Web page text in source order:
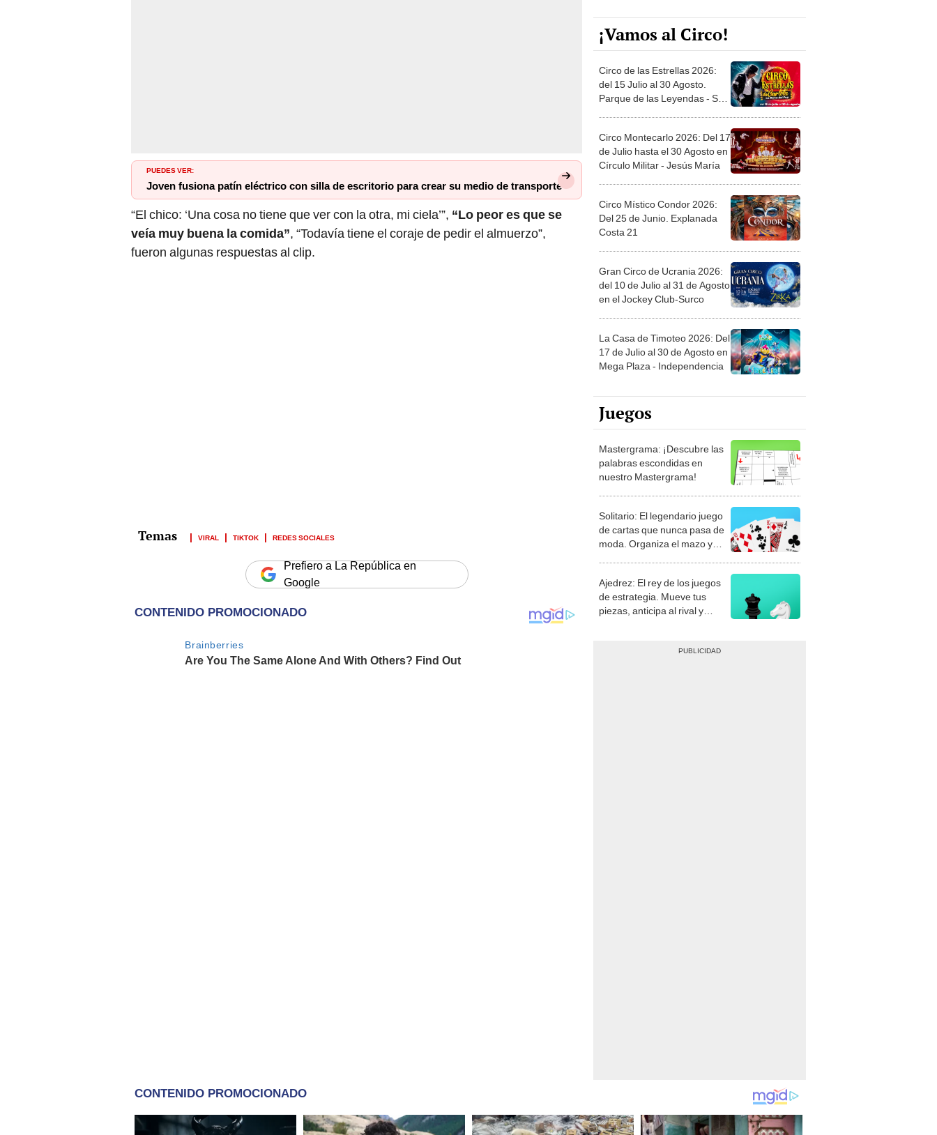
PUEDES VER:
Joven fusiona patín eléctrico con silla de escritorio para crear su medio de transporte
“El chico: ‘Una cosa no tiene que ver con la otra, mi ciela’”, “Lo peor es que se
veía muy buena la comida”, “Todavía tiene el coraje de pedir el almuerzo”,
fueron algunas respuestas al clip.
VIRAL TIKTOK REDES SOCIALES
Prefiero a La República en
Google
¡Vamos al Circo!
Circo de las Estrellas 2026:
del 15 Julio al 30 Agosto.
Parque de las Leyendas - San
Circo Montecarlo 2026: Del 17
de Julio hasta el 30 Agosto en
Círculo Militar - Jesús María
Circo Místico Condor 2026:
Del 25 de Junio. Explanada
Costa 21
Gran Circo de Ucrania 2026:
del 10 de Julio al 31 de Agosto
en el Jockey Club-Surco
La Casa de Timoteo 2026: Del
17 de Julio al 30 de Agosto en
Mega Plaza - Independencia
Juegos
Mastergrama: ¡Descubre las
palabras escondidas en
nuestro Mastergrama!
Solitario: El legendario juego
de cartas que nunca pasa de
moda. Organiza el mazo y
Ajedrez: El rey de los juegos
de estrategia. Mueve tus
piezas, anticipa al rival y